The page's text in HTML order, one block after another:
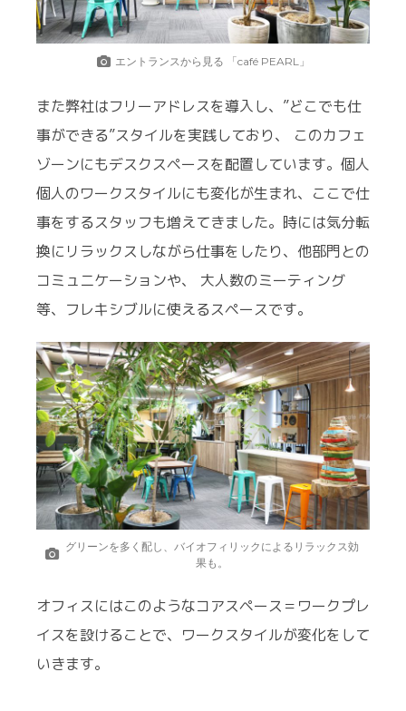
エントランスから見る 「café PEARL」
また弊社はフリーアドレスを導入し、”どこでも仕
事ができる”スタイルを実践しており、 このカフェ
ゾーンにもデスクスペースを配置しています。個人
個人のワークスタイルにも変化が生まれ、ここで仕
事をするスタッフも増えてきました。時には気分転
換にリラックスしながら仕事をしたり、他部門との
コミュニケーションや、 大人数のミーティング
等、フレキシブルに使えるスペースです。
グリーンを多く配し、バイオフィリックによるリラックス効
果も。
オフィスにはこのようなコアスペース＝ワークプレ
イスを設けることで、ワークスタイルが変化をして
いきます。